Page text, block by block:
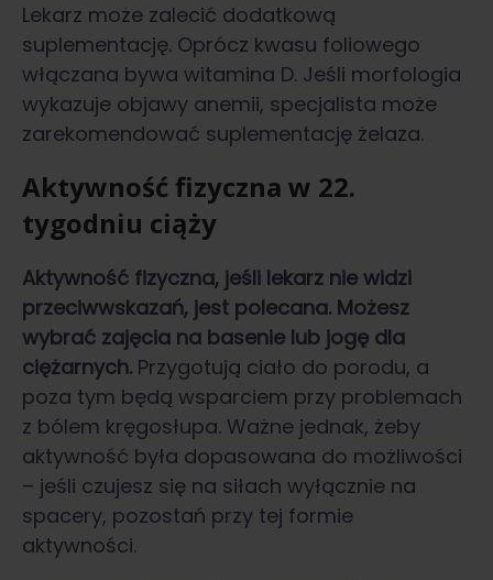
Lekarz może zalecić dodatkową
suplementację. Oprócz kwasu foliowego
włączana bywa witamina D. Jeśli morfologia
wykazuje objawy anemii, specjalista może
zarekomendować suplementację żelaza.
Aktywność fizyczna w 22.
tygodniu ciąży
Aktywność fizyczna, jeśli lekarz nie widzi
przeciwwskazań, jest polecana. Możesz
wybrać zajęcia na basenie lub jogę dla
ciężarnych. Przygotują ciało do porodu, a
poza tym będą wsparciem przy problemach
z bólem kręgosłupa. Ważne jednak, żeby
aktywność była dopasowana do możliwości
– jeśli czujesz się na siłach wyłącznie na
spacery, pozostań przy tej formie
aktywności.